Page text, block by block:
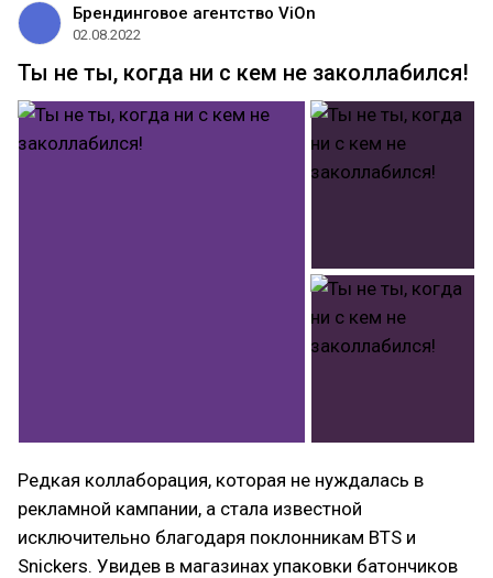
Брендинговое агентство ViOn
02.08.2022
Ты не ты, когда ни с кем не заколлабился!
Редкая коллаборация, которая не нуждалась в
рекламной кампании, а стала известной
исключительно благодаря поклонникам BTS и
Snickers. Увидев в магазинах упаковки батончиков